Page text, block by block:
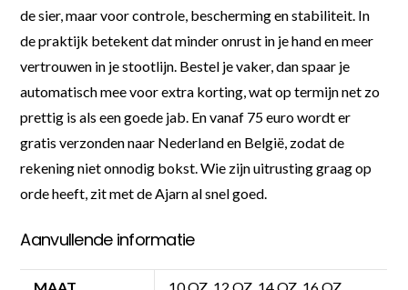
de sier, maar voor controle, bescherming en stabiliteit. In
de praktijk betekent dat minder onrust in je hand en meer
vertrouwen in je stootlijn. Bestel je vaker, dan spaar je
automatisch mee voor extra korting, wat op termijn net zo
prettig is als een goede jab. En vanaf 75 euro wordt er
gratis verzonden naar Nederland en België, zodat de
rekening niet onnodig bokst. Wie zijn uitrusting graag op
orde heeft, zit met de Ajarn al snel goed.
Aanvullende informatie